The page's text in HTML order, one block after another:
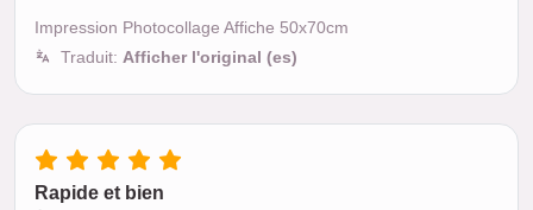
Impression Photocollage Affiche 50x70cm
Traduit: Afficher l'original (es)
Rapide et bien